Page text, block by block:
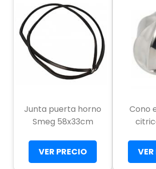
Junta puerta horno
Smeg 58x33cm
VER PRECIO
Cono